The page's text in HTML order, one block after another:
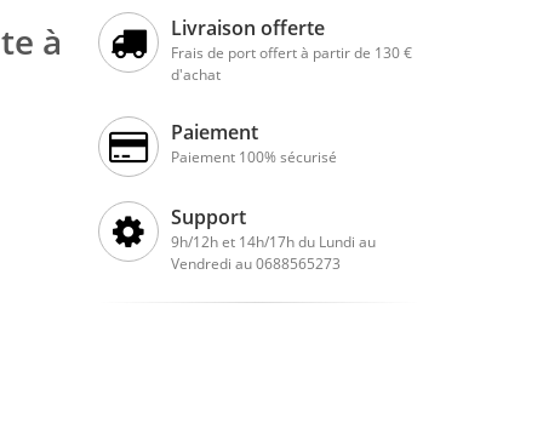
à Livraison offerte
Frais de port offert à partir de 130 €
d'achat
Paiement
Paiement 100% sécurisé
Support
9h/12h et 14h/17h du Lundi au
Vendredi au 0688565273